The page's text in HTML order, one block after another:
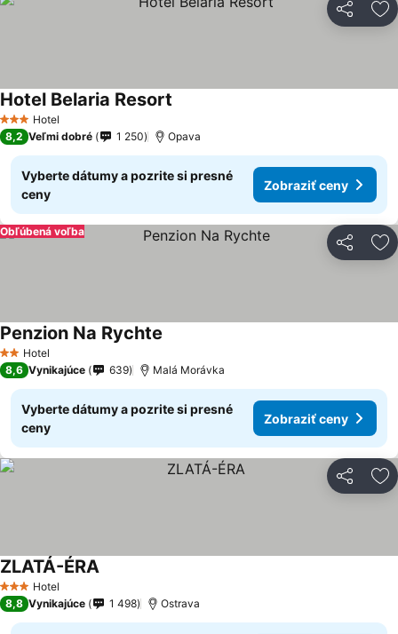
Zdieľať
3 Počet hviezdičiek
Hotel
Hotel Belaria Resort
8,2 Veľmi dobré 1 250 Opava
Vyberte dátumy a pozrite si presné
ceny
Zobraziť ceny
Zdieľať
Obľúbená voľba
2 Počet hviezdičiek
Hotel
Penzion Na Rychte
8,6 Vynikajúce 639 Malá Morávka
Vyberte dátumy a pozrite si presné
ceny
Zobraziť ceny
Zdieľať
3 Počet hviezdičiek
Hotel
ZLATÁ-ÉRA
8,8 Vynikajúce 1 498 Ostrava